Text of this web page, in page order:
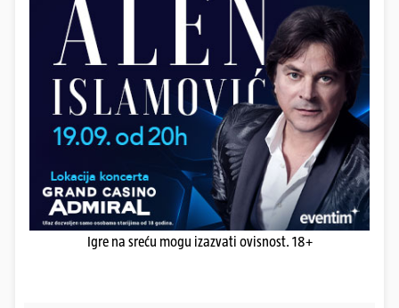
Igre na sreću mogu izazvati ovisnost. 18+